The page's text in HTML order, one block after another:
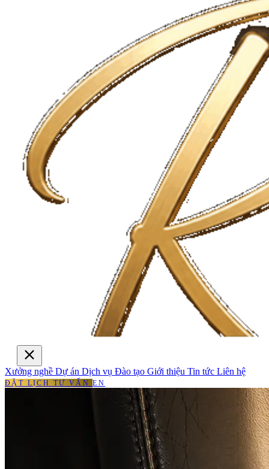
Xưởng nghề Dự án Dịch vụ Đào tạo Giới thiệu Tin tức Liên hệ
ĐẶT LỊCH TƯ VẤNEN